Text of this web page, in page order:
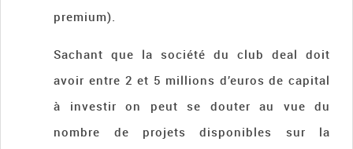
premium).
Sachant que la société du club deal doit
avoir entre 2 et 5 millions d’euros de capital
à investir on peut se douter au vue du
nombre de projets disponibles sur la